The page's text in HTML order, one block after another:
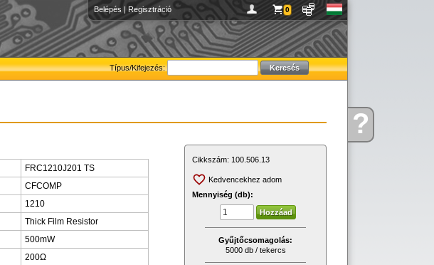
Kérdése?
Belépés | Regisztráció 0
Típus/Kifejezés:
FRC1210J201 TS
CFCOMP
1210
Thick Film Resistor
500mW
200Ω
Cikkszám: 100.506.13
Kedvencekhez adom
Mennyiség (db):
Gyűjtőcsomagolás:
5000 db / tekercs